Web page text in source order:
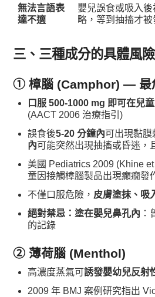
無法言語表
達不適
嬰兒誤食或吸入
略，等到抽搐才
三、三種成分的具體風險
① 樟腦 (Camphor) — 最
口服 500-1000 mg 即可在兒
(AACT 2006 治療指引)
誤食後5-20 分鐘內可出現黏
內可能突然出現抽搐或昏迷，
美國 Pediatrics 2009 (Khine
童因接觸樟腦製品出現癲癇發
不僅口服危險， 皮膚塗抹、吸
絕對禁忌：塗在嬰兒鼻孔內
的記錄
② 薄荷腦 (Menthol)
高濃度蒸氣可誘發嬰幼兒反射
2009 年 BMJ 案例研究指出